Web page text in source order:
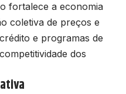
fortalece a economia
coletiva de preços e
e programas de
dos